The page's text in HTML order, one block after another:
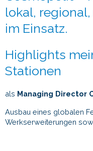
lokal,
im Einsatz.
Highlights
Stationen
als Managing Director
Ausbau eines globalen
Werkserweiterungen